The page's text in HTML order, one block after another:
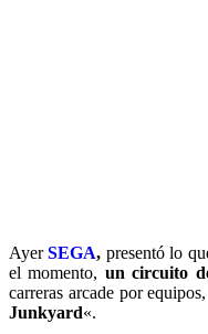
Ayer SEGA, presentó lo
el momento, un circuito
carreras arcade por equipos,
Junkyard«.